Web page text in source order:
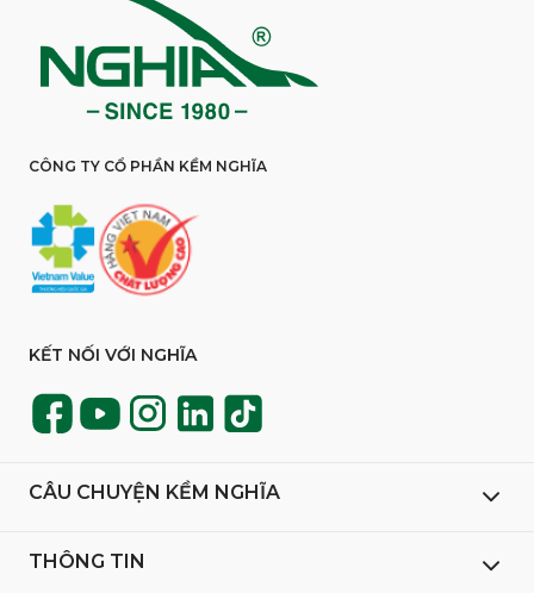
CÔNG TY CỔ PHẦN KỀM NGHĨA
KẾT NỐI VỚI NGHĨA
CÂU CHUYỆN KỀM NGHĨA
THÔNG TIN